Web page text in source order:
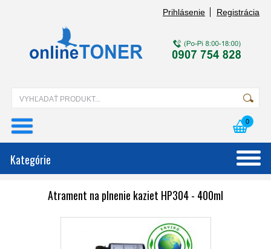
Prihlásenie Registrácia
0
Kategórie
Atrament na plnenie kaziet HP304 - 400ml